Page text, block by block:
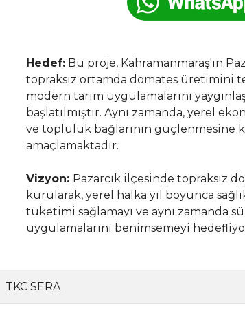
Hedef: Bu proje, Kahramanmaraş'ın
topraksız ortamda domates üretimini
modern tarım uygulamalarını
başlatılmıştır. Aynı zamanda, yerel
ve topluluk bağlarının güçlenmesine
amaçlamaktadır.
Vizyon: Pazarcık ilçesinde topraksız
kurularak, yerel halka yıl boyunca
tüketimi sağlamayı ve aynı zamanda
uygulamalarını benimsemeyi
TKC SERA